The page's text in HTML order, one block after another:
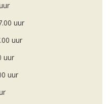
uur
uur
uur
uur